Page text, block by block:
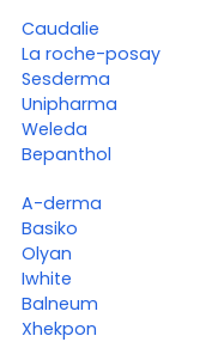
Caudalie
La roche-posay
Sesderma
Unipharma
Weleda
Bepanthol
A-derma
Basiko
Olyan
Iwhite
Balneum
Xhekpon